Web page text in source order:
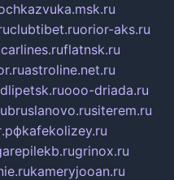
clubtibet.ruorior-aks.ru
carlines.ruflatnsk.ru
astroline.net.ru
ooo-driada.ru
bruslanovo.rusiterem.ru
kafekolizey.ru
grinox.ru
kameryjooan.ru